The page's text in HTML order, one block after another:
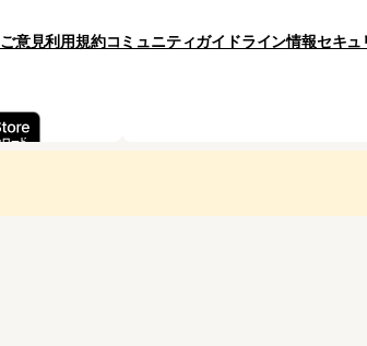
ご意見利用規約コミュニティガイドライン情報セキュ